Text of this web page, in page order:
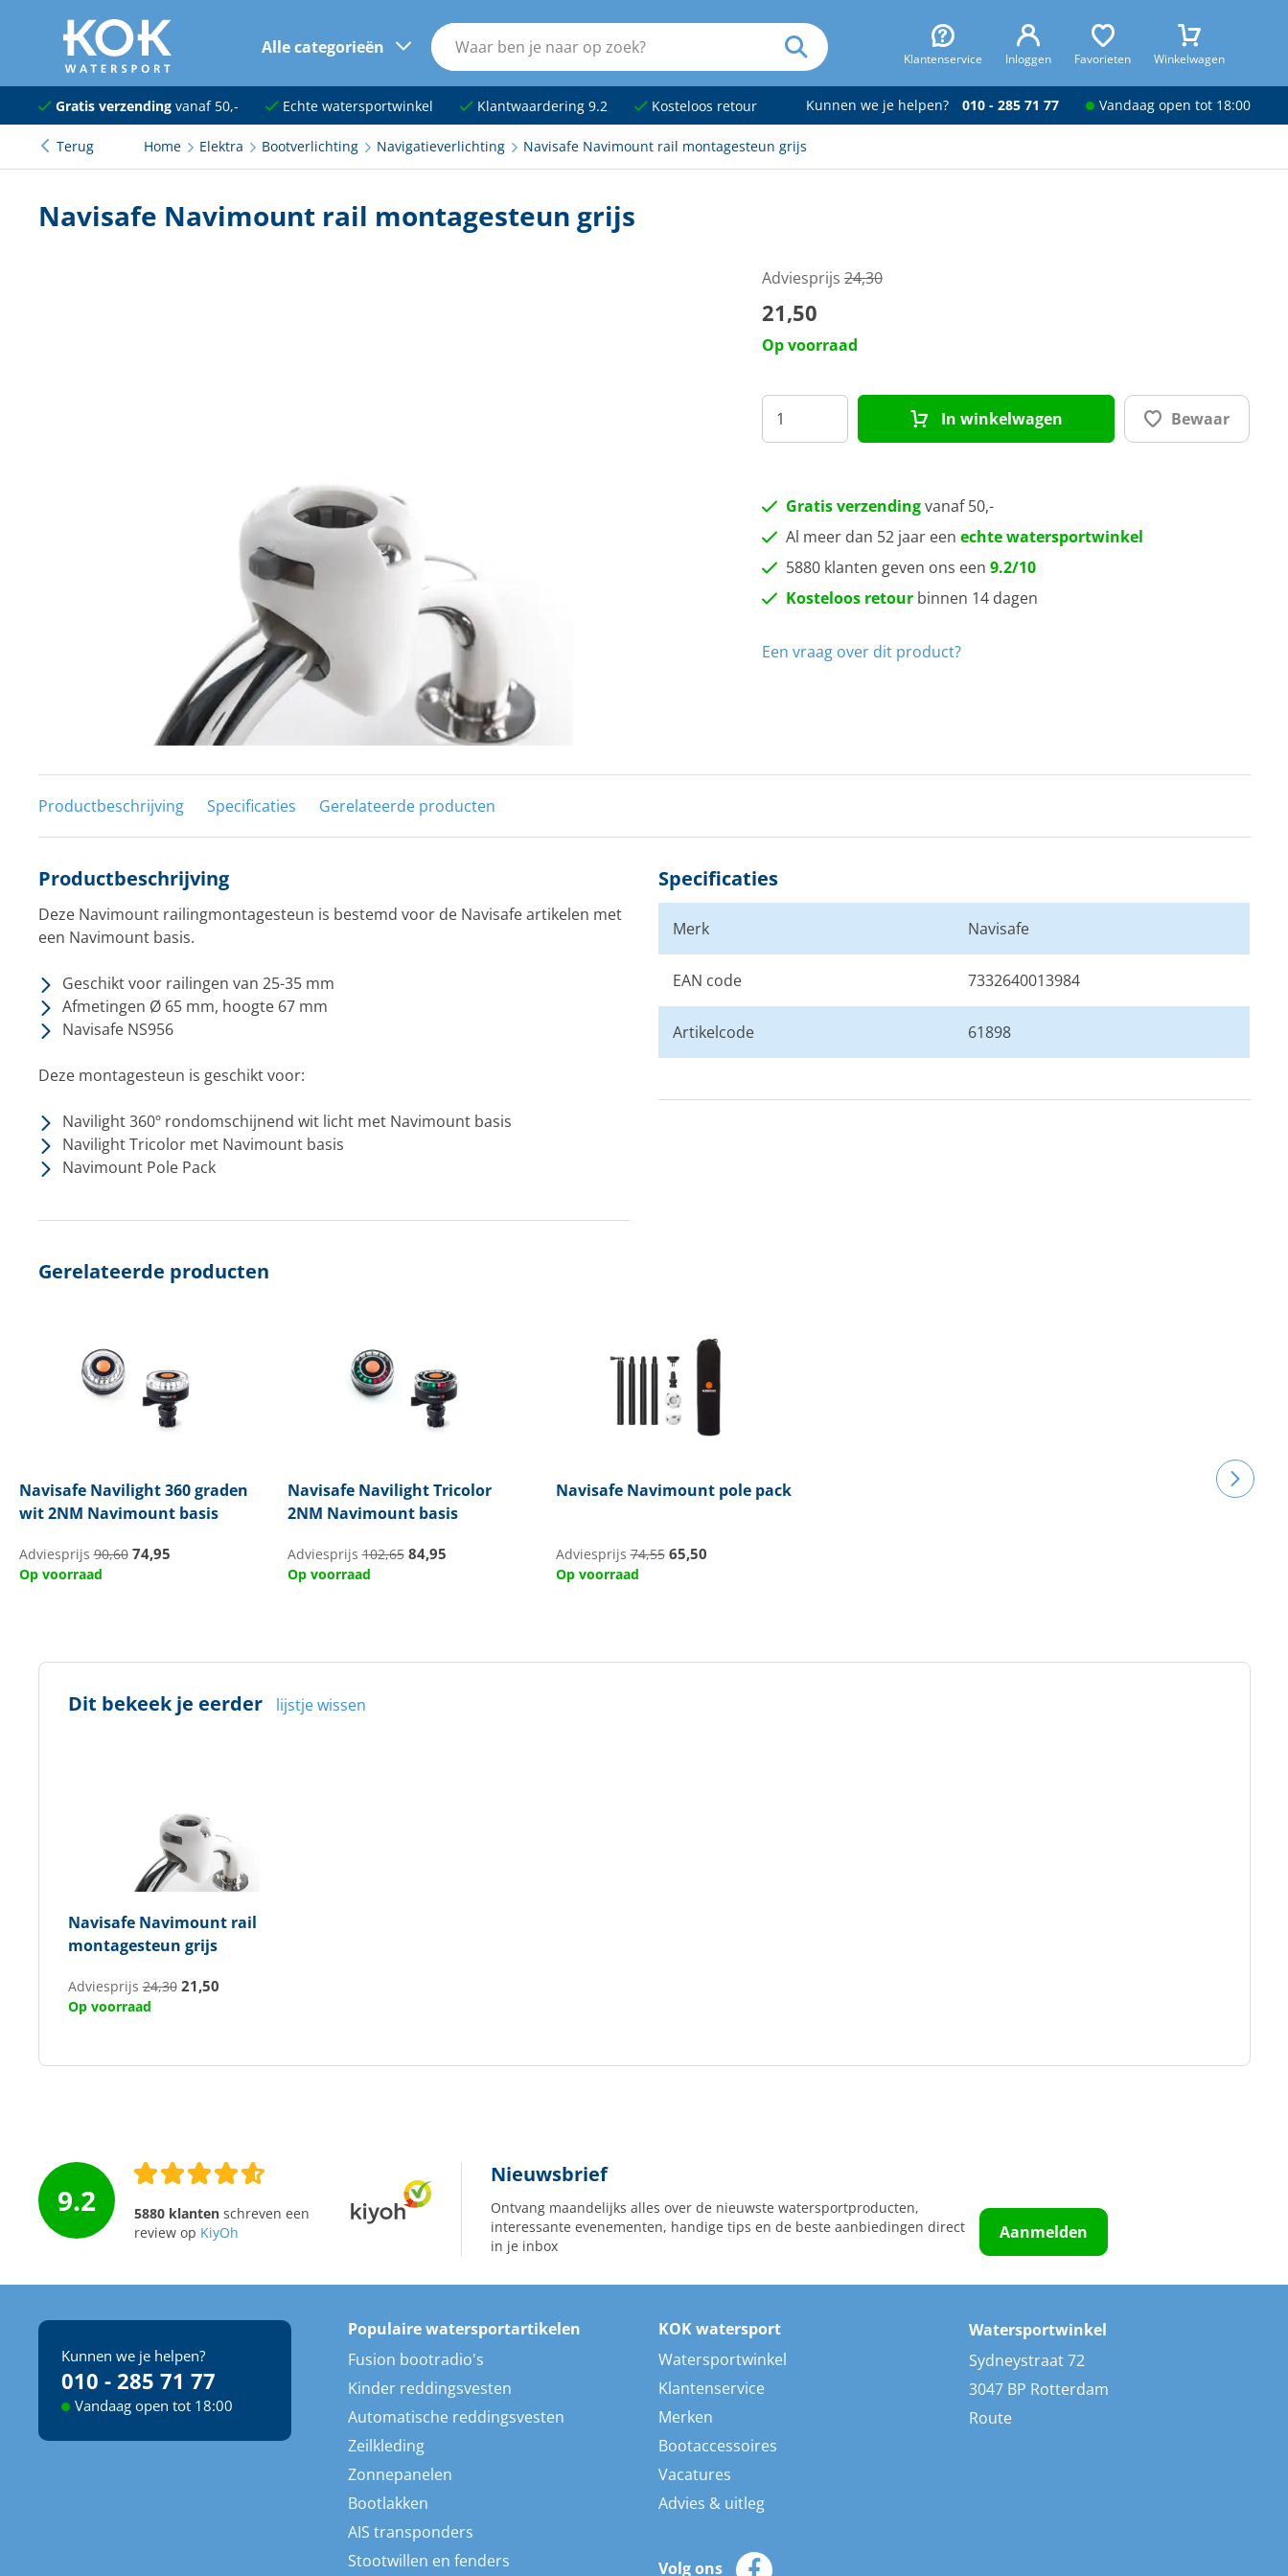
naar hoofdinhoud
Alle categorieën
Klantenservice Inloggen Favorieten Winkelwagen
Navigatie
Dekuitrusting
Boten, toebehoren en fun
Gratis verzendingvanaf 50,- Echte watersportwinkel Klantwaardering 9.2 Kosteloos retour Kunnen we je helpen? 010 - 285 71 77 Vandaag open tot 18:00
Terug Home Elektra Bootverlichting Navigatieverlichting Navisafe Navimount rail montagesteun grijs
Navisafe Navimount rail montagesteun grijs
Adviesprijs24,30
21,50
Op voorraad
In winkelwagen Bewaar
Gratis verzendingvanaf 50,-
Al meer dan 52 jaar een echte watersportwinkel
5880 klanten geven ons een 9.2/10
Kosteloos retourbinnen 14 dagen
Een vraag over dit product?
Productbeschrijving Specificaties Gerelateerde producten
Productbeschrijving
Deze Navimount railingmontagesteun is bestemd voor de Navisafe artikelen met
een Navimount basis.
Geschikt voor railingen van 25-35 mm
Afmetingen Ø 65 mm, hoogte 67 mm
Navisafe NS956
Deze montagesteun is geschikt voor:
Navilight 360º rondomschijnend wit licht met Navimount basis
Navilight Tricolor met Navimount basis
Navimount Pole Pack
Specificaties
Merk Navisafe
EAN code 7332640013984
Artikelcode 61898
Gerelateerde producten
NavisafeNavilight 360 graden
wit 2NM Navimount basis
Adviesprijs90,60 74,95
Op voorraad
NavisafeNavilight Tricolor
2NM Navimount basis
Adviesprijs102,65 84,95
Op voorraad
NavisafeNavimount pole pack
Adviesprijs74,55 65,50
Op voorraad
Dit bekeek je eerder lijstje wissen
NavisafeNavimount rail
montagesteun grijs
Adviesprijs24,30 21,50
Op voorraad
9.2 5880 klantenschreven een
review op KiyOh
Nieuwsbrief
Ontvang maandelijks alles over de nieuwste watersportproducten,
interessante evenementen, handige tips en de beste aanbiedingen direct
in je inbox
Aanmelden
Kunnen we je helpen?
010 - 285 71 77
Vandaag open tot 18:00
Populaire watersportartikelen
Fusion bootradio's
Kinder reddingsvesten
Automatische reddingsvesten
Zeilkleding
Zonnepanelen
Bootlakken
AIS transponders
Stootwillen en fenders
KOK watersport
Watersportwinkel
Klantenservice
Merken
Bootaccessoires
Vacatures
Advies & uitleg
Volg ons
Watersportwinkel
Sydneystraat 72
3047 BP Rotterdam
Route